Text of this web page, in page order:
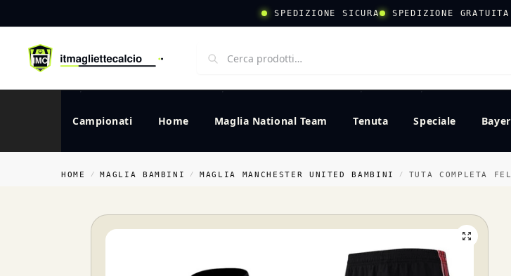
SPEDIZIONE SICURA SPEDIZIONE
Campionati Home Maglia National Team Tenuta Speciale
HOME / MAGLIA BAMBINI / MAGLIA MANCHESTER UNITED BAMBINI / TUTA COMPLETA